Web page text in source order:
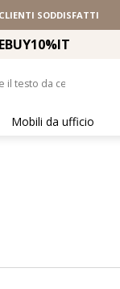
SODDISFATTI
Mobili da ufficio